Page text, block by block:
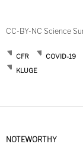
CC-BY-NC Science
CFR COVID-19
KLUGE
NOTEWORTHY